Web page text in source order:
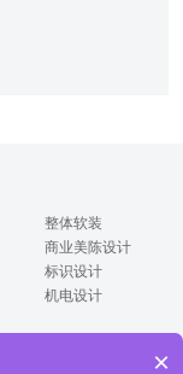
整体软装
商业美陈设计
标识设计
机电设计
×